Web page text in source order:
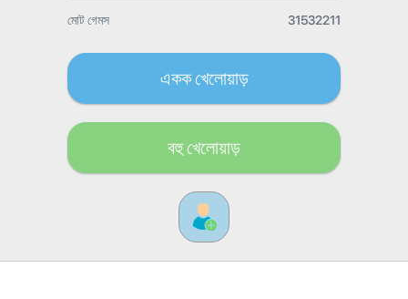
মোট গেমস 31532211
একক খেলোয়াড়
বহু খেলোয়াড়